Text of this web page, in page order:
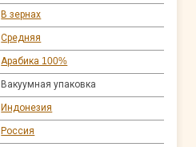
В зернах
Средняя
Арабика 100%
Вакуумная упаковка
Индонезия
Россия